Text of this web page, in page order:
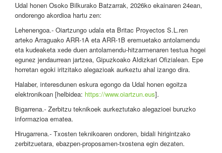
Udal honen Osoko Bilkurako Batzarrak, 2026ko ekainaren 24ean,
ondorengo akordioa hartu zen:
Lehenengoa.- Oiartzungo udala eta Britac Proyectos S.L.ren
arteko Arraguako ARR-1A eta ARR-1B eremuetako antolamendu
eta kudeaketa xede duen antolamendu-hitzarmenaren testua hogei
egunez jendaurrean jartzea, Gipuzkoako Aldizkari Ofizialean. Epe
horretan egoki iritzitako alegazioak aurkeztu ahal izango dira.
Halaber, interesdunen eskura egongo da Udal honen egoitza
elektronikoan [helbidea: https://www.oiartzun.eus].
Bigarrena.- Zerbitzu teknikoek aurkeztutako alegazioei buruzko
informazioa ematea.
Hirugarrena.- Txosten teknikoaren ondoren, bidali hirigintzako
zerbitzuetara, ebazpen-proposamen-txostena egin dezaten.